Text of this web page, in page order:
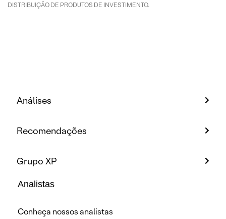
DISTRIBUIÇÃO DE PRODUTOS DE INVESTIMENTO.
Análises
Recomendações
Grupo XP
Analistas
Conheça nossos analistas